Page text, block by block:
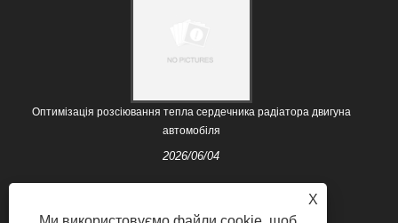
Оптимізація розсіювання тепла сердечника радіатора двигуна
автомобіля
2026/06/04
X